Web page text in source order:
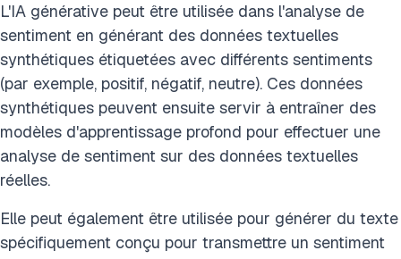
L'IA générative peut être utilisée dans l'analyse de
sentiment en générant des données textuelles
synthétiques étiquetées avec différents sentiments
(par exemple, positif, négatif, neutre). Ces données
synthétiques peuvent ensuite servir à entraîner des
modèles d'apprentissage profond pour effectuer une
analyse de sentiment sur des données textuelles
réelles.
Elle peut également être utilisée pour générer du texte
spécifiquement conçu pour transmettre un sentiment